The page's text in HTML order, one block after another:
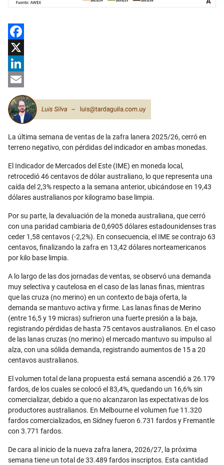
Facebook
X
LinkedIn
Email
La última semana de ventas de la zafra lanera 2025/26, cerró en
terreno negativo, con pérdidas del indicador en ambas monedas.
El Indicador de Mercados del Este (IME) en moneda local,
retrocedió 46 centavos de dólar australiano, lo que representa una
caída del 2,3% respecto a la semana anterior, ubicándose en 19,43
dólares australianos por kilogramo base limpia.
Por su parte, la devaluación de la moneda australiana, que cerró
con una paridad cambiaria de 0,6905 dólares estadounidenses tras
ceder 1,58 centavos (-2,2%). En consecuencia, el IME se contrajo 63
centavos, finalizando la zafra en 13,42 dólares norteamericanos
por kilo base limpia.
A lo largo de las dos jornadas de ventas, se observó una demanda
muy selectiva y cautelosa en el caso de las lanas finas, mientras
que las cruza (no merino) en un contexto de baja oferta, la
demanda se mantuvo activa y firme. Las lanas finas de Merino
(entre 16,5 y 19 micras) sufrieron una fuerte presión a la baja,
registrando pérdidas de hasta 75 centavos australianos. En el caso
de las lanas cruzas (no merino) el mercado mantuvo su impulso al
alza, con una sólida demanda, registrando aumentos de 15 a 20
centavos australianos.
El volumen total de lana propuesta está semana ascendió a 26.179
fardos, de los cuales se colocó el 83,4%, quedando un 16,6% sin
comercializar, debido a que no alcanzaron las expectativas de los
productores australianos. En Melbourne el volumen fue 11.320
fardos comercializados, en Sídney fueron 6.731 fardos y Fremantle
con 3.771 fardos.
De cara al inicio de la nueva zafra lanera, 2026/27, la próxima
semana tiene un total de 33.489 fardos inscriptos. Esta cantidad